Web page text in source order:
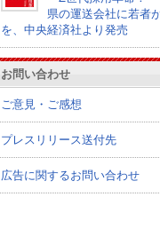
県の運送会社に若者
を、中央経済社より発売
お問い合わせ
ご意見・ご感想
プレスリリース送付先
広告に関するお問い合わせ